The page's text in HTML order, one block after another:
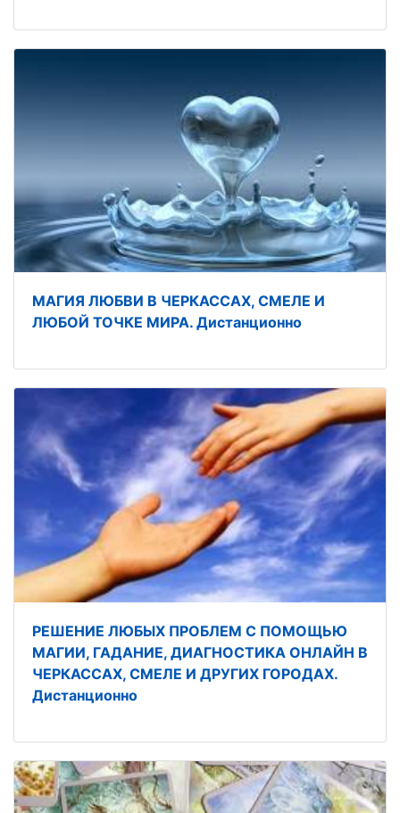
МАГИЯ ЛЮБВИ В ЧЕРКАССАХ, СМЕЛЕ И
ЛЮБОЙ ТОЧКЕ МИРА. Дистанционно
РЕШЕНИЕ ЛЮБЫХ ПРОБЛЕМ С ПОМОЩЬЮ
МАГИИ, ГАДАНИЕ, ДИАГНОСТИКА ОНЛАЙН В
ЧЕРКАССАХ, СМЕЛЕ И ДРУГИХ ГОРОДАХ.
Дистанционно